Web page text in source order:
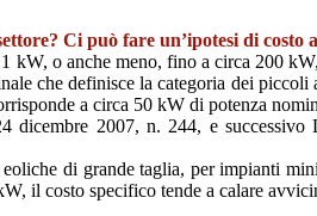
Ci può fare un’ipotesi di costo
o anche meno, fino a circa 200
che definisce la categoria dei
a circa 50 kW di potenza
2007, n. 244, e
di grande taglia, per impianti
il costo specifico tende a calare